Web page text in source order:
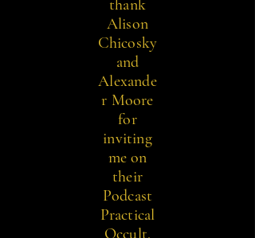
thank
Alison
Chicosky
and
Alexande
r Moore
for
inviting
me on
their
Podcast
Practical
Occult.